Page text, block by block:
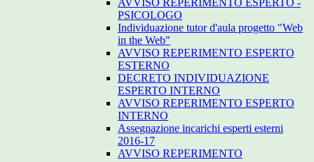
AVVISO REPERIMENTO ESPERTO -
PSICOLOGO
Individuazione tutor d'aula progetto "Web
in the Web"
AVVISO REPERIMENTO ESPERTO
ESTERNO
DECRETO INDIVIDUAZIONE
ESPERTO INTERNO
AVVISO REPERIMENTO ESPERTO
INTERNO
Assegnazione incarichi esperti esterni
2016-17
AVVISO REPERIMENTO